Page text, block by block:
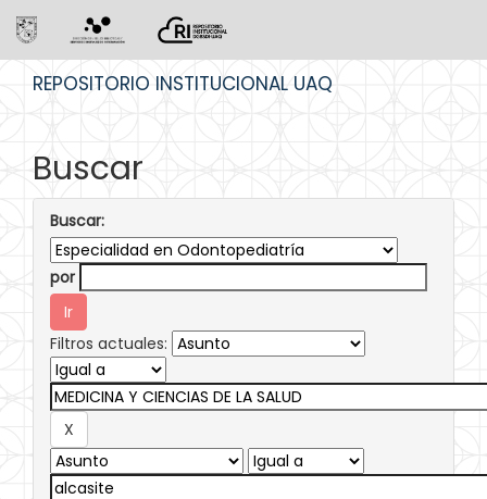
REPOSITORIO INSTITUCIONAL UAQ
Buscar
Buscar:
por
Filtros actuales: